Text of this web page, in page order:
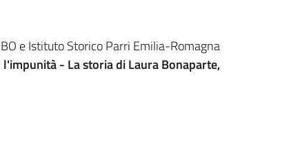
e Istituto Storico Parri Emilia-Romagna
- La storia di Laura Bonaparte,